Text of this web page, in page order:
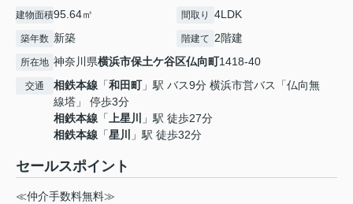
建物面積95.64㎡ 間取り 4LDK
築年数 新築 階建て 2階建
所在地 神奈川県横浜市保土ケ谷区仏向町1418-40
交通 相鉄本線 「和田町」駅 バス9分 横浜市営バス「仏向無
線塔」 停歩3分
相鉄本線 「上星川
」駅 徒歩27分
相鉄本線 「星川 」駅 徒歩32分
セールスポイント
≪仲介手数料無料≫